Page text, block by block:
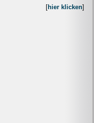
[hier klicken]